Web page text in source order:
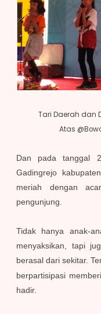
Tari Daerah dan
Atas
Dan pada tanggal
Gadingrejo
meriah dengan
pengunjung.
Tidak hanya anak-
menyaksikan, tapi
berasal dari sekitar.
berpartisipasi
hadir.